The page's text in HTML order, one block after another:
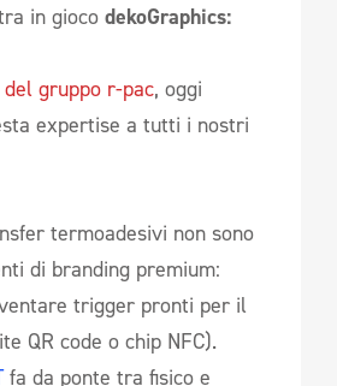
in gioco dekoGraphics:
gruppo r-pac, oggi
expertise a tutti i nostri
termoadesivi non sono
di branding premium:
trigger pronti per il
QR code o chip NFC).
fa da ponte tra fisico e